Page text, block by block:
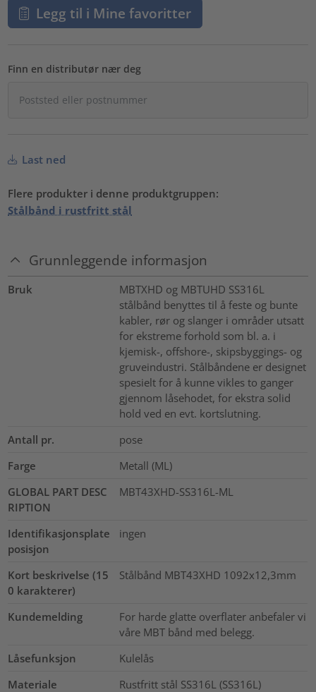
Legg til i Mine favoritter
Finn en distributør nær deg
Last ned
Flere produkter i denne produktgruppen:
Stålbånd i rustfritt stål
Grunnleggende informasjon
Bruk
MBTXHD og MBTUHD SS316L
stålbånd benyttes til å feste og bunte
kabler, rør og slanger i områder utsatt
for ekstreme forhold som bl. a. i
kjemisk-, offshore-, skipsbyggings- og
gruveindustri. Stålbåndene er designet
spesielt for å kunne vikles to ganger
gjennom låsehodet, for ekstra solid
hold ved en evt. kortslutning.
Antall pr.
pose
Farge
Metall (ML)
GLOBAL PART DESC
RIPTION
MBT43XHD-SS316L-ML
Identifikasjonsplate
posisjon
ingen
Kort beskrivelse (15
0 karakterer)
Stålbånd MBT43XHD 1092x12,3mm
Kundemelding
For harde glatte overflater anbefaler vi
våre MBT bånd med belegg.
Låsefunksjon
Kulelås
Materiale
Rustfritt stål SS316L (SS316L)